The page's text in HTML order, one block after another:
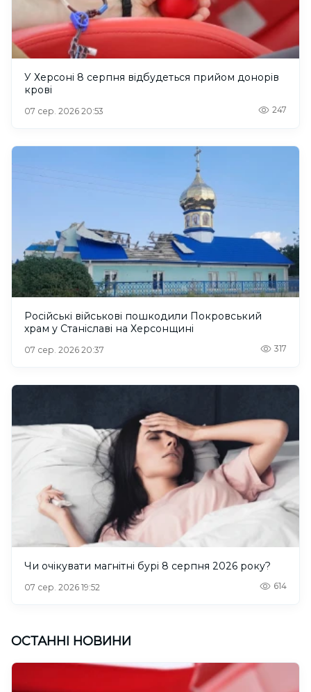
У Херсоні 8 серпня відбудеться прийом донорів
крові
07 сер. 2026 20:53 247
Російські військові пошкодили Покровський
храм у Станіславі на Херсонщині
07 сер. 2026 20:37 317
Чи очікувати магнітні бурі 8 серпня 2026 року?
07 сер. 2026 19:52 614
ОСТАННІ НОВИНИ